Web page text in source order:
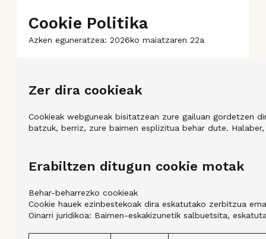
Cookie Politika
Azken eguneratzea: 2026ko maiatzaren 22a
Zer dira cookieak
Cookieak webguneak bisitatzean zure gailuan gordetzen
batzuk, berriz, zure baimen esplizitua behar dute.
Erabiltzen ditugun cookie motak
Behar-beharrezko cookieak
Cookie hauek ezinbestekoak dira eskatutako zerbitzua
Oinarri juridikoa: Baimen-eskakizunetik salbuetsita,